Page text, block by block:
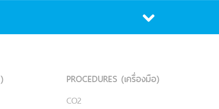
PROCEDURES (เครื่องมือ)
CO2